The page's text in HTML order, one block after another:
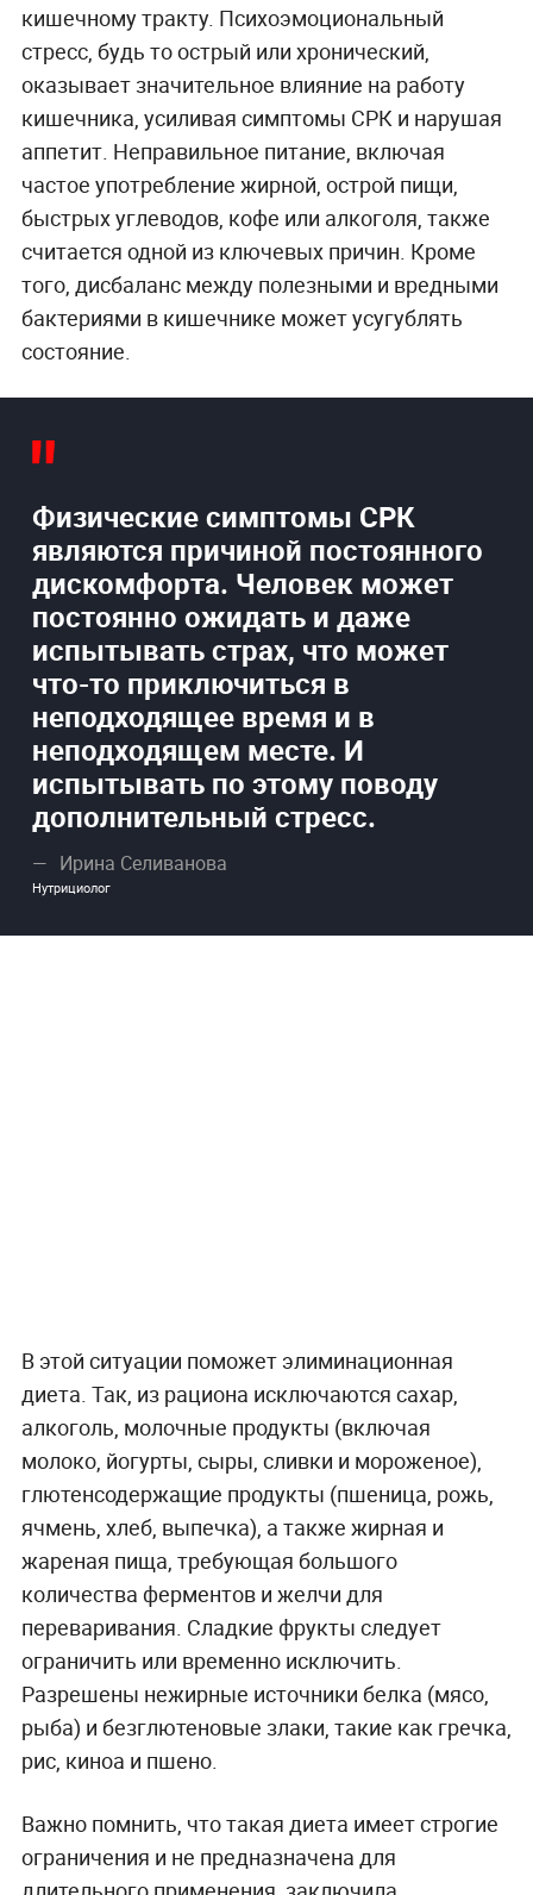
кишечному тракту. Психоэмоциональный
стресс, будь то острый или хронический,
оказывает значительное влияние на работу
кишечника, усиливая симптомы СРК и нарушая
аппетит. Неправильное питание, включая
частое употребление жирной, острой пищи,
быстрых углеводов, кофе или алкоголя, также
считается одной из ключевых причин. Кроме
того, дисбаланс между полезными и вредными
бактериями в кишечнике может усугублять
состояние.
Физические симптомы СРК
являются причиной постоянного
дискомфорта. Человек может
постоянно ожидать и даже
испытывать страх, что может
что-то приключиться в
неподходящее время и в
неподходящем месте. И
испытывать по этому поводу
дополнительный стресс.
Ирина Селиванова
Нутрициолог
В этой ситуации поможет элиминационная
диета. Так, из рациона исключаются сахар,
алкоголь, молочные продукты (включая
молоко, йогурты, сыры, сливки и мороженое),
глютенсодержащие продукты (пшеница, рожь,
ячмень, хлеб, выпечка), а также жирная и
жареная пища, требующая большого
количества ферментов и желчи для
переваривания. Сладкие фрукты следует
ограничить или временно исключить.
Разрешены нежирные источники белка (мясо,
рыба) и безглютеновые злаки, такие как гречка,
рис, киноа и пшено.
Важно помнить, что такая диета имеет строгие
ограничения и не предназначена для